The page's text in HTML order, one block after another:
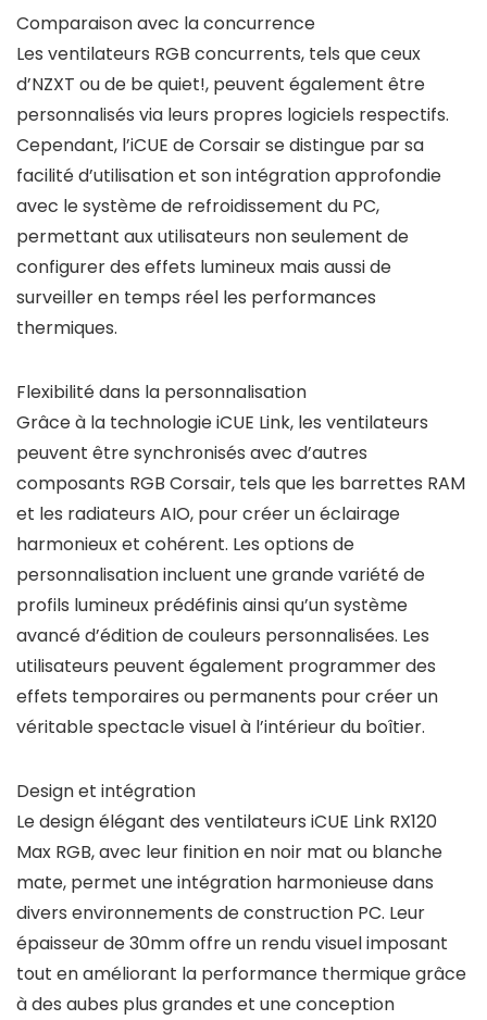
Comparaison avec la concurrence
Les ventilateurs RGB concurrents, tels que ceux
d’NZXT ou de be quiet!, peuvent également être
personnalisés via leurs propres logiciels respectifs.
Cependant, l’iCUE de Corsair se distingue par sa
facilité d’utilisation et son intégration approfondie
avec le système de refroidissement du PC,
permettant aux utilisateurs non seulement de
configurer des effets lumineux mais aussi de
surveiller en temps réel les performances
thermiques.
Flexibilité dans la personnalisation
Grâce à la technologie iCUE Link, les ventilateurs
peuvent être synchronisés avec d’autres
composants RGB Corsair, tels que les barrettes RAM
et les radiateurs AIO, pour créer un éclairage
harmonieux et cohérent. Les options de
personnalisation incluent une grande variété de
profils lumineux prédéfinis ainsi qu’un système
avancé d’édition de couleurs personnalisées. Les
utilisateurs peuvent également programmer des
effets temporaires ou permanents pour créer un
véritable spectacle visuel à l’intérieur du boîtier.
Design et intégration
Le design élégant des ventilateurs iCUE Link RX120
Max RGB, avec leur finition en noir mat ou blanche
mate, permet une intégration harmonieuse dans
divers environnements de construction PC. Leur
épaisseur de 30mm offre un rendu visuel imposant
tout en améliorant la performance thermique grâce
à des aubes plus grandes et une conception